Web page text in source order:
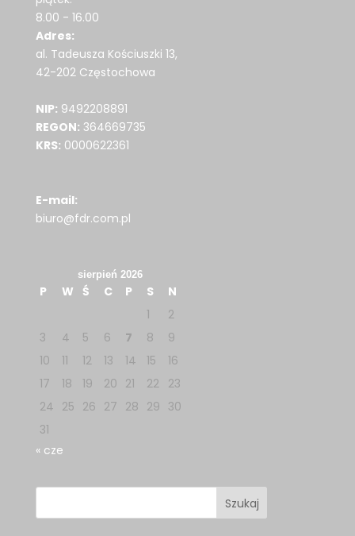
8.00 - 16.00
Adres:
al. Tadeusza Kościuszki 13,
42-202 Częstochowa
NIP: 9492208891
REGON: 364669735
KRS: 0000622361
E-mail:
biuro@fdr.com.pl
sierpień 2026
P W Ś C P S
N
1
2
3
4 5 6 7 8
9
10
11 12 13 14 15
16
17
18 19 20 21 22
23
24 25 26 27 28 29 30
31
« cze